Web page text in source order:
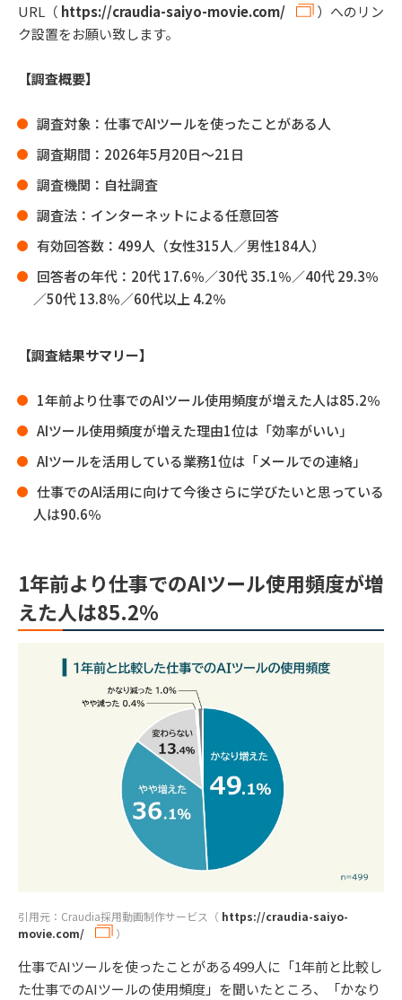
URL（ https://craudia-saiyo-movie.com/
）へのリン
ク設置をお願い致します。
【調査概要】
調査対象：仕事でAIツールを使ったことがある人
調査期間：2026年5月20日～21日
調査機関：自社調査
調査法：インターネットによる任意回答
有効回答数：499人（女性315人／男性184人）
回答者の年代：20代 17.6％／30代 35.1％／40代 29.3％
／50代 13.8％／60代以上 4.2％
【調査結果サマリー】
1年前より仕事でのAIツール使用頻度が増えた人は85.2％
AIツール使用頻度が増えた理由1位は「効率がいい」
AIツールを活用している業務1位は「メールでの連絡」
仕事でのAI活用に向けて今後さらに学びたいと思っている
人は90.6％
1年前より仕事でのAIツール使用頻度が増
えた人は85.2％
引用元：Craudia採用動画制作サービス（ https://craudia-saiyo-
movie.com/
）
仕事でAIツールを使ったことがある499人に「1年前と比較し
た仕事でのAIツールの使用頻度」を聞いたところ、「かなり